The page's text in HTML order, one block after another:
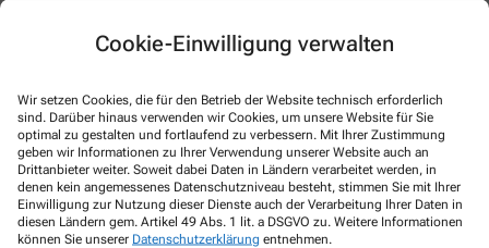
Cookie-Einwilligung verwalten
Wir setzen Cookies, die für den Betrieb der Website technisch erforderlich
sind. Darüber hinaus verwenden wir Cookies, um unsere Website für Sie
optimal zu gestalten und fortlaufend zu verbessern. Mit Ihrer Zustimmung
geben wir Informationen zu Ihrer Verwendung unserer Website auch an
Drittanbieter weiter. Soweit dabei Daten in Ländern verarbeitet werden, in
denen kein angemessenes Datenschutzniveau besteht, stimmen Sie mit Ihrer
Einwilligung zur Nutzung dieser Dienste auch der Verarbeitung Ihrer Daten in
diesen Ländern gem. Artikel 49 Abs. 1 lit. a DSGVO zu. Weitere Informationen
können Sie unserer Datenschutzerklärung entnehmen.